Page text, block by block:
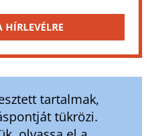
HÍRLEVÉLRE
tartalmak,
tükrözi.